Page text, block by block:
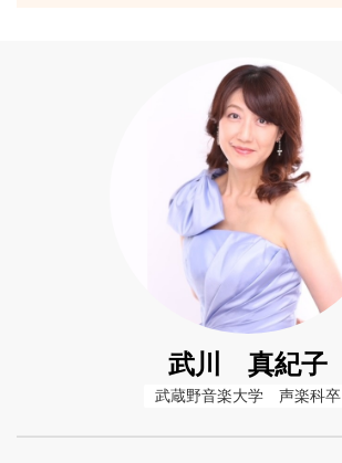
武川 真紀子
武蔵野音楽大学　声楽科卒